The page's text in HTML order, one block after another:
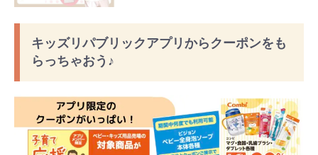
キッズリパブリックアプリからクーポンをも
らっちゃおう♪